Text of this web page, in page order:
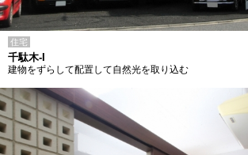
住宅
千駄木-I
建物をずらして配置して自然光を取り込む